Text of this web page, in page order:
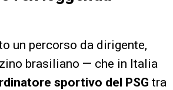
un percorso da dirigente,
brasiliano — che in Italia
sportivo del PSG tra